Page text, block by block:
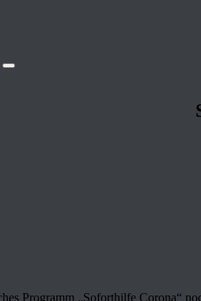
Programm „Soforthilfe Corona“